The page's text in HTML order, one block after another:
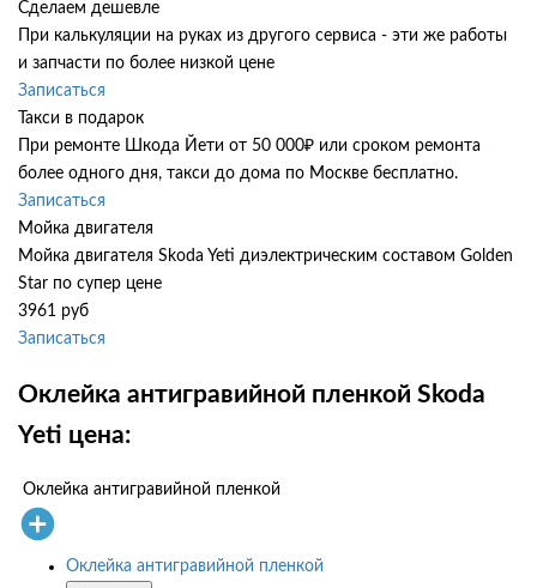
Сделаем дешевле
При калькуляции на руках из другого сервиса - эти же работы
и запчасти по более низкой цене
Записаться
Такси в подарок
При ремонте Шкода Йети от 50 000₽ или сроком ремонта
более одного дня, такси до дома по Москве бесплатно.
Записаться
Мойка двигателя
Мойка двигателя Skoda Yeti диэлектрическим составом Golden
Star по супер цене
3961 руб
Записаться
Оклейка антигравийной пленкой Skoda
Yeti цена:
Оклейка антигравийной пленкой
Оклейка антигравийной пленкой